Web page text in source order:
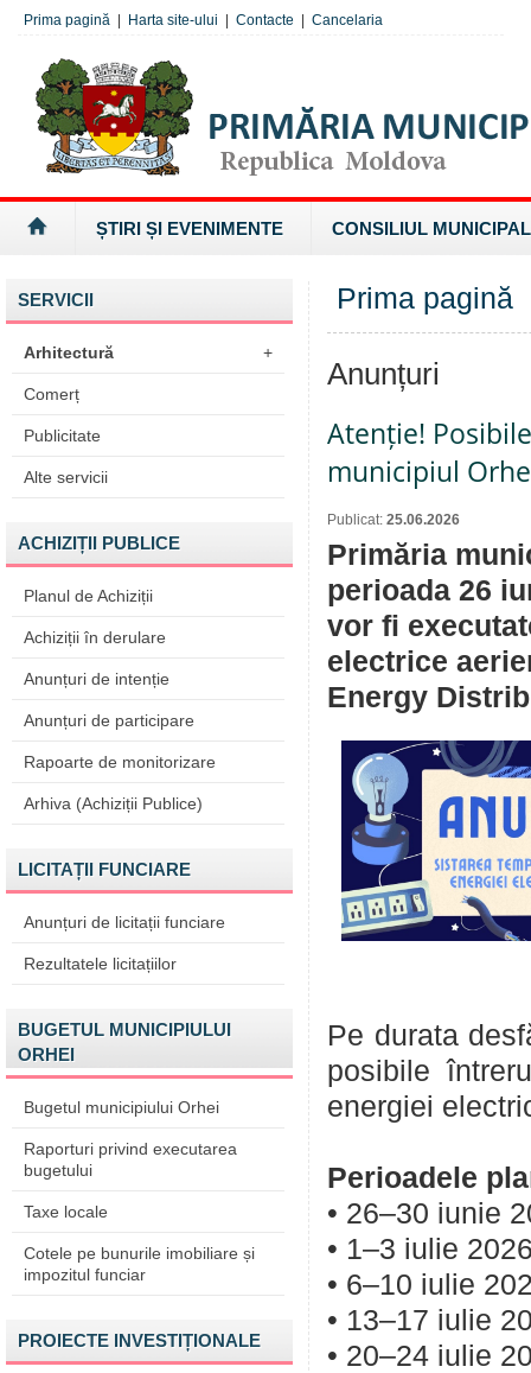
Prima pagină Harta site-ului Contacte Cancelaria
ȘTIRI ȘI EVENIMENTE CONSILIUL MUNICIPAL
SERVICII
Arhitectură +
Comerț
Publicitate
Alte servicii
ACHIZIȚII PUBLICE
Planul de Achiziții
Achiziții în derulare
Anunțuri de intenție
Anunțuri de participare
Rapoarte de monitorizare
Arhiva (Achiziții Publice)
LICITAȚII FUNCIARE
Anunțuri de licitații funciare
Rezultatele licitațiilor
BUGETUL MUNICIPIULUI
ORHEI
Bugetul municipiului Orhei
Raporturi privind executarea
bugetului
Taxe locale
Cotele pe bunurile imobiliare și
impozitul funciar
PROIECTE INVESTIȚIONALE
Prima pagină
Anunțuri
Atenție!
municipiul
Publicat: 25.06.2026
Primăria
perioada 26
vor fi
electrice
Energy
Pe durata
posibile
energiei
Perioadele
• 26–30 iunie
• 1–3 iulie
• 6–10 iulie
• 13–17 iulie
• 20–24 iulie